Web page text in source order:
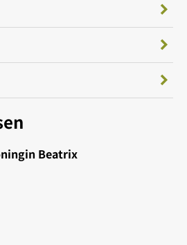
Beatrix